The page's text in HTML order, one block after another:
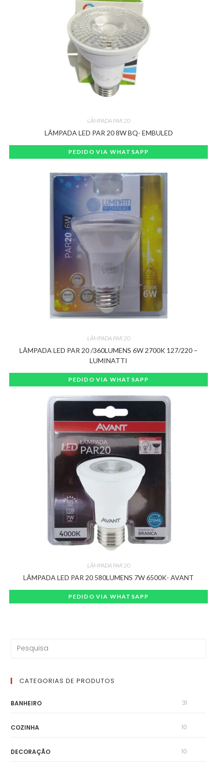
LÂMPADA PAR 20
LÂMPADA LED PAR 20 8W BQ- EMBULED
PEDIDO VIA WHATSAPP
LÂMPADA PAR 20
LÂMPADA LED PAR 20 /360LUMENS 6W 2700K 127/220 –
LUMINATTI
PEDIDO VIA WHATSAPP
LÂMPADA PAR 20
LÂMPADA LED PAR 20 580LUMENS 7W 6500K- AVANT
PEDIDO VIA WHATSAPP
CATEGORIAS DE PRODUTOS
BANHEIRO 31
COZINHA 10
DECORAÇÃO 10